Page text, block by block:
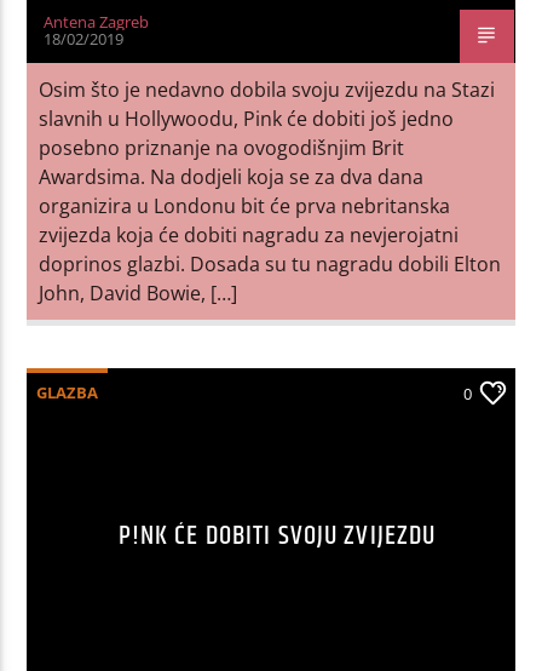
Antena Zagreb
18/02/2019
Osim što je nedavno dobila svoju zvijezdu na Stazi
slavnih u Hollywoodu, Pink će dobiti još jedno
posebno priznanje na ovogodišnjim Brit
Awardsima. Na dodjeli koja se za dva dana
organizira u Londonu bit će prva nebritanska
zvijezda koja će dobiti nagradu za nevjerojatni
doprinos glazbi. Dosada su tu nagradu dobili Elton
John, David Bowie, […]
GLAZBA 0
P!NK ĆE DOBITI SVOJU ZVIJEZDU